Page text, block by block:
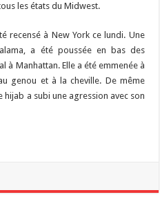
les états du Midwest.
recensé à New York ce lundi. Une
a été poussée en bas des
à Manhattan. Elle a été emmenée à
genou et à la cheville. De même
a subi une agression avec son